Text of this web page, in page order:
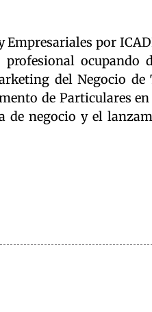
Empresariales por
ocupando
del Negocio de
de Particulares
de negocio y el